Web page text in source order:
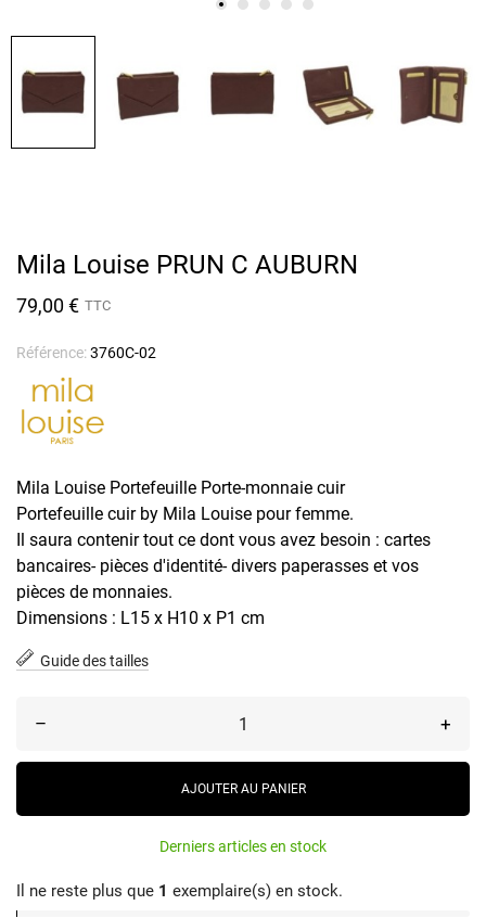
Mila Louise PRUN C AUBURN
79,00 € TTC
Référence:3760C-02
Mila Louise Portefeuille Porte-monnaie cuir
Portefeuille cuir by Mila Louise pour femme.
Il saura contenir tout ce dont vous avez besoin : cartes
bancaires- pièces d'identité- divers paperasses et vos
pièces de monnaies.
Dimensions : L15 x H10 x P1 cm
Guide des tailles
– +
AJOUTER AU PANIER
Derniers articles en stock
Il ne reste plus que 1 exemplaire(s) en stock.